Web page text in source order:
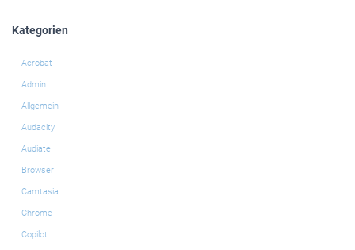
Kategorien
Acrobat
Admin
Allgemein
Audacity
Audiate
Browser
Camtasia
Chrome
Copilot